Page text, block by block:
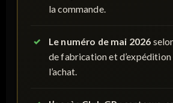
la commande.
Le numéro de mai 2026
de fabrication et
l’achat.